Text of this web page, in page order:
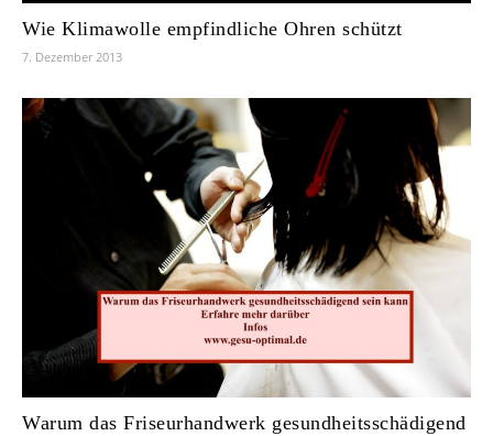
Wie Klimawolle empfindliche Ohren schützt
7. Dezember 2013
Warum das Friseurhandwerk gesundheitsschädigend